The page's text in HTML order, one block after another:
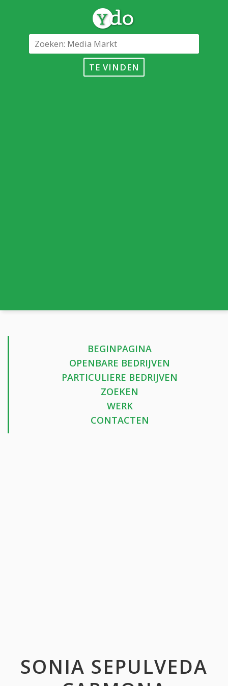
TE VINDEN
BEGINPAGINA
OPENBARE BEDRIJVEN
PARTICULIERE BEDRIJVEN
ZOEKEN
WERK
CONTACTEN
SONIA SEPULVEDA